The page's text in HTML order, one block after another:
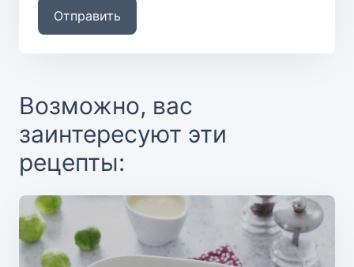
Отправить
Возможно, вас
заинтересуют эти
рецепты: